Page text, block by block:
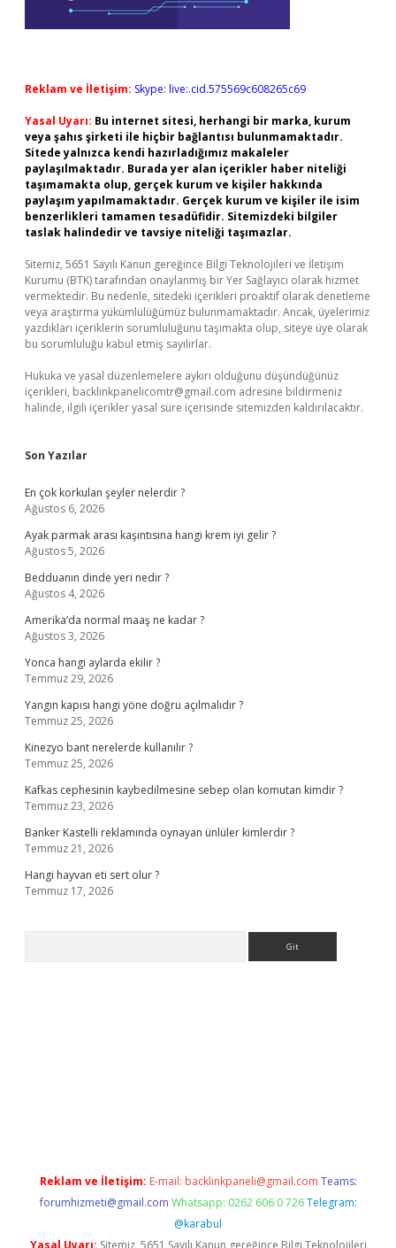
Reklam ve İletişim: Skype: live:.cid.575569c608265c69
Yasal Uyarı: Bu internet sitesi, herhangi bir marka, kurum
veya şahıs şirketi ile hiçbir bağlantısı bulunmamaktadır.
Sitede yalnızca kendi hazırladığımız makaleler
paylaşılmaktadır. Burada yer alan içerikler haber niteliği
taşımamakta olup, gerçek kurum ve kişiler hakkında
paylaşım yapılmamaktadır. Gerçek kurum ve kişiler ile isim
benzerlikleri tamamen tesadüfidir. Sitemizdeki bilgiler
taslak halindedir ve tavsiye niteliği taşımazlar.
Sitemiz, 5651 Sayılı Kanun gereğince Bilgi Teknolojileri ve İletişim
Kurumu (BTK) tarafından onaylanmış bir Yer Sağlayıcı olarak hizmet
vermektedir. Bu nedenle, sitedeki içerikleri proaktif olarak denetleme
veya araştırma yükümlülüğümüz bulunmamaktadır. Ancak, üyelerimiz
yazdıkları içeriklerin sorumluluğunu taşımakta olup, siteye üye olarak
bu sorumluluğu kabul etmiş sayılırlar.
Hukuka ve yasal düzenlemelere aykırı olduğunu düşündüğünüz
içerikleri, backlinkpanelicomtr@gmail.com adresine bildirmeniz
halinde, ilgili içerikler yasal süre içerisinde sitemizden kaldırılacaktır.
Son Yazılar
En çok korkulan şeyler nelerdir ?
Ağustos 6, 2026
Ayak parmak arası kaşıntısına hangi krem iyi gelir ?
Ağustos 5, 2026
Bedduanın dinde yeri nedir ?
Ağustos 4, 2026
Amerika’da normal maaş ne kadar ?
Ağustos 3, 2026
Yonca hangi aylarda ekilir ?
Temmuz 29, 2026
Yangın kapısı hangi yöne doğru açılmalıdır ?
Temmuz 25, 2026
Kinezyo bant nerelerde kullanılır ?
Temmuz 25, 2026
Kafkas cephesinin kaybedilmesine sebep olan komutan kimdir ?
Temmuz 23, 2026
Banker Kastelli reklamında oynayan ünlüler kimlerdir ?
Temmuz 21, 2026
Hangi hayvan eti sert olur ?
Temmuz 17, 2026
Reklam ve İletişim: E-mail: backlinkpaneli@gmail.com Teams:
forumhizmeti@gmail.com Whatsapp: 0262 606 0 726 Telegram:
@karabul
Yasal Uyarı: Sitemiz, 5651 Sayılı Kanun gereğince Bilgi Teknolojileri